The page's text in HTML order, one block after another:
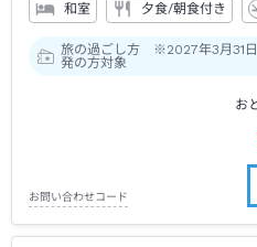
和室 夕食/朝食付き
旅の過ごし方 ※2027年3月31
発の方対象
お
お問い合わせコード